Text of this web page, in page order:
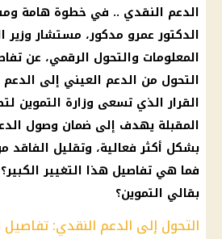
الدعم النقدي .. في خطوة هامة
الدكتور عمرو مدكور، مستشار وزير
المعلومات والتحول الرقمي، عن
التحول من الدعم العيني إلى
القرار الذي تسعى وزارة التموين
المقبلة يهدف إلى ضمان وصول
بشكل أكثر فعالية، وتقليل الفاقد
فما هي تفاصيل هذا التغيير
بقالي التموين؟
التحول إلى الدعم النقدي: تفاصيل